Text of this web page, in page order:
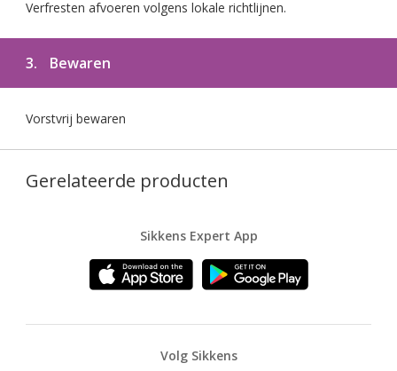
Verfresten afvoeren volgens lokale richtlijnen.
3. Bewaren
Vorstvrij bewaren
Gerelateerde producten
Sikkens Expert App
Volg Sikkens